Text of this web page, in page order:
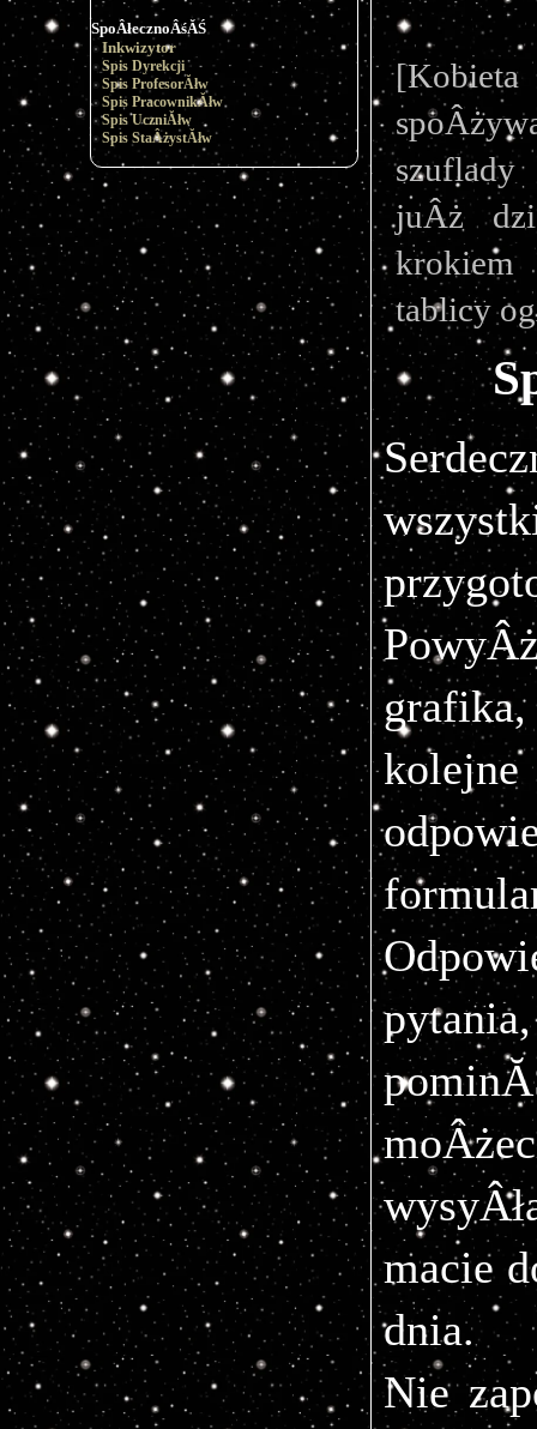
SpoÂłecznoÂśĂŚ
Inkwizytor
Spis Dyrekcji
Spis ProfesorĂłw
Spis PracownikĂłw
Spis UczniĂłw
Spis StaÂżystĂłw
szuflady
juÂż
tablicy
S
macie
dnia.
Nie